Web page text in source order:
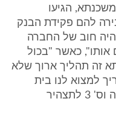
הגיעו
להם פקידת הבנק
חוב של החברה
אותו", כאשר "בכול
זה תהליך ארוך שלא
למצוא לנו בית
אחר" (ר' ס' 1.5 להמרצת הפתיחה וס' 3 לתצהיר